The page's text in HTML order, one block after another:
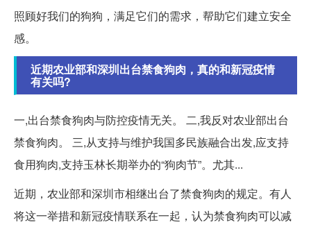
照顾好我们的狗狗，满足它们的需求，帮助它们建立安全
感。
近期农业部和深圳出台禁食狗肉，真的和新冠疫情
有关吗?
一,出台禁食狗肉与防控疫情无关。 二,我反对农业部出台
禁食狗肉。 三,从支持与维护我国多民族融合出发,应支持
食用狗肉,支持玉林长期举办的“狗肉节”。尤其...
近期，农业部和深圳市相继出台了禁食狗肉的规定。有人
将这一举措和新冠疫情联系在一起，认为禁食狗肉可以减